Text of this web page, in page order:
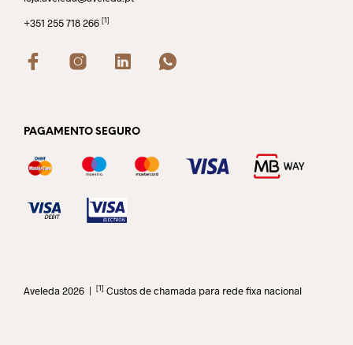
+351 255 718 266 [1]
PAGAMENTO SEGURO
Aveleda 2026 | [1] Custos de chamada para rede fixa nacional